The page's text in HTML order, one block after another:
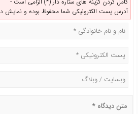
کامل کردن گزینه های ستاره دار (*) الزامی است -
آدرس پست الکترونیکی شما محفوظ بوده و نمایش